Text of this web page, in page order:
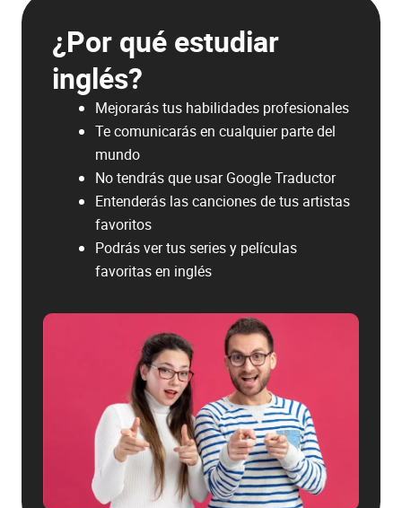
¿Por qué estudiar
inglés?
Mejorarás tus habilidades profesionales
Te comunicarás en cualquier parte del
mundo
No tendrás que usar Google Traductor
Entenderás las canciones de tus artistas
favoritos
Podrás ver tus series y películas
favoritas en inglés